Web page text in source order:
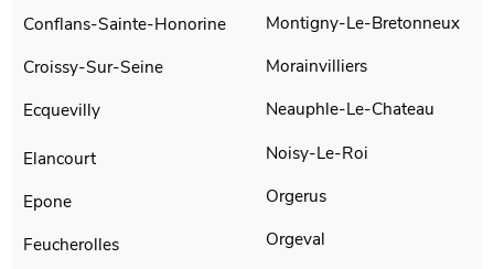
Conflans-Sainte-Honorine
Croissy-Sur-Seine
Ecquevilly
Elancourt
Epone
Feucherolles
Montigny-Le-Bretonneux
Morainvilliers
Neauphle-Le-Chateau
Noisy-Le-Roi
Orgerus
Orgeval